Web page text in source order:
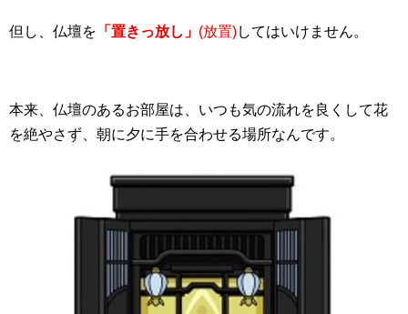
但し、仏壇を 「置きっ放し」 (放置)してはいけません。
本来、仏壇のあるお部屋は、いつも気の流れを良くして花
を絶やさず、朝に夕に手を合わせる場所なんです。